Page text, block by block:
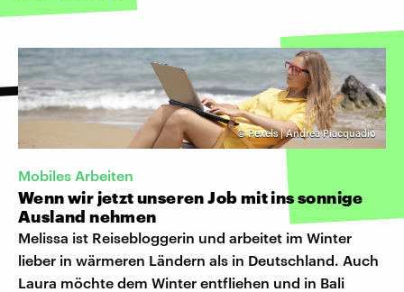
©Pexels | Andrea Piacquadio
Mobiles Arbeiten
Wenn wir jetzt unseren Job mit ins sonnige
Ausland nehmen
Melissa ist Reisebloggerin und arbeitet im Winter
lieber in wärmeren Ländern als in Deutschland. Auch
Laura möchte dem Winter entfliehen und in Bali